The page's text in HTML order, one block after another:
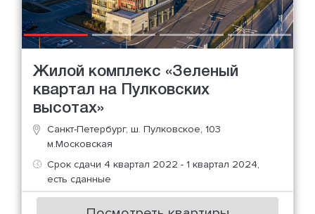
Жилой комплекс «Зеленый
квартал на Пулковских
высотах»
Санкт-Петербург, ш. Пулковское, 103
м.Московская
Срок сдачи 4 квартал 2022 - 1 квартал 2024,
есть сданные